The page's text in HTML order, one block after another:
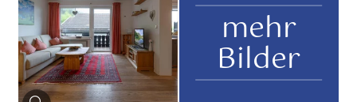
mehr
Bilder